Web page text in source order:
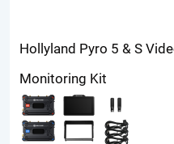
Hollyland Pyro 5 & S
Monitoring Kit